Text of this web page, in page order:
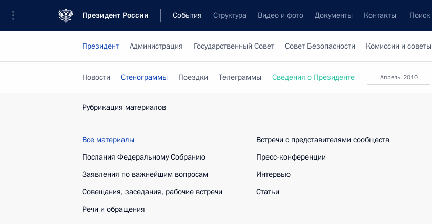
Президент России События Структура Видео и фото Документы Контакты Поиск
Президент Администрация Государственный Совет Совет Безопасности Комиссии и советы
апрель, 2010
Новости Стенограммы Поездки Телеграммы Сведения о Президенте
Рубрикация материалов
Все материалы
Послания Федеральному Собранию
Заявления по важнейшим вопросам
Совещания, заседания, рабочие встречи
Речи и обращения
Встречи с представителями сообществ
Пресс-конференции
Интервью
Статьи